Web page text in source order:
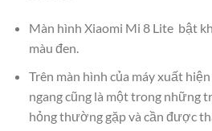
Màn hình Xiaomi Mi 8 Lite bật
màu đen.
Trên màn hình của máy xuất hiện
ngang cũng là một trong những
hỏng thường gặp và cần được